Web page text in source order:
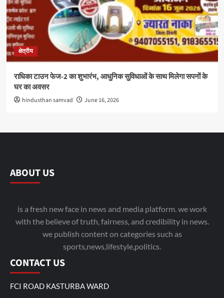
क्षेत्रीय
राधिका टाउन फेज-2 का शुभारंभ, आधुनिक सुविधाओं के साथ मिलेगा सपनों के
घर का अवसर
hindusthan samvad June 16, 2026
ABOUT US
is a fresh new face in news and media platform. we work
with the believe of truth, fairness, and credibility in news.
we publish content on categories such as
sports,news,lifestyle,politics.
CONTACT US
FCI ROAD KASTURBA WARD